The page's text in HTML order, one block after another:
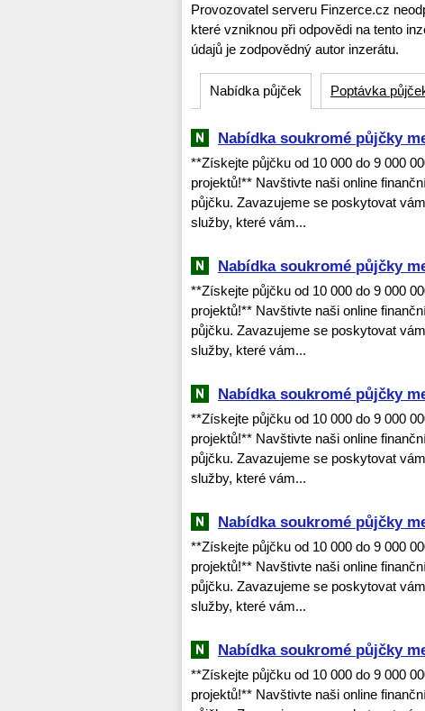
Provozovatel serveru Finzerce.cz
které vzniknou při odpovědi na tento
údajů je zodpovědný autor inzerátu.
Nabídka půjček Poptávka
Nabídka soukromé půjčky
**Získejte půjčku od 10 000 do 9 000
projektů!** Navštivte naši online
půjčku. Zavazujeme se poskytovat
služby, které vám...
Nabídka soukromé půjčky
**Získejte půjčku od 10 000 do 9 000
projektů!** Navštivte naši online
půjčku. Zavazujeme se poskytovat
služby, které vám...
Nabídka soukromé půjčky
**Získejte půjčku od 10 000 do 9 000
projektů!** Navštivte naši online
půjčku. Zavazujeme se poskytovat
služby, které vám...
Nabídka soukromé půjčky
**Získejte půjčku od 10 000 do 9 000
projektů!** Navštivte naši online
půjčku. Zavazujeme se poskytovat
služby, které vám...
Nabídka soukromé půjčky
**Získejte půjčku od 10 000 do 9 000
projektů!** Navštivte naši online